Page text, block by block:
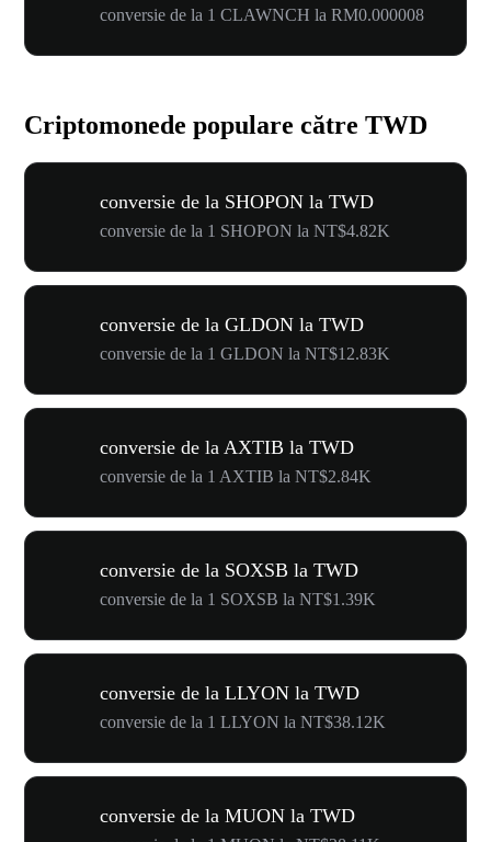
conversie de la 1 CLAWNCH la RM0.000008
Criptomonede populare către TWD
conversie de la SHOPON la TWD
conversie de la 1 SHOPON la NT$4.82K
conversie de la GLDON la TWD
conversie de la 1 GLDON la NT$12.83K
conversie de la AXTIB la TWD
conversie de la 1 AXTIB la NT$2.84K
conversie de la SOXSB la TWD
conversie de la 1 SOXSB la NT$1.39K
conversie de la LLYON la TWD
conversie de la 1 LLYON la NT$38.12K
conversie de la MUON la TWD